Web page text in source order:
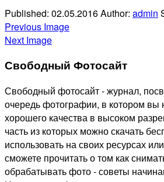
Published: 02.05.2016Author: admin
Previous Image
Next Image
Свободный Фотосайт
Свободный фотосайт - журнал,
очередь фотографии, в котором вы
хорошего качества в высоком
часть из которых можно скачать
использовать на своих ресурсах
сможете прочитать о том как
обрабатывать фото - советы